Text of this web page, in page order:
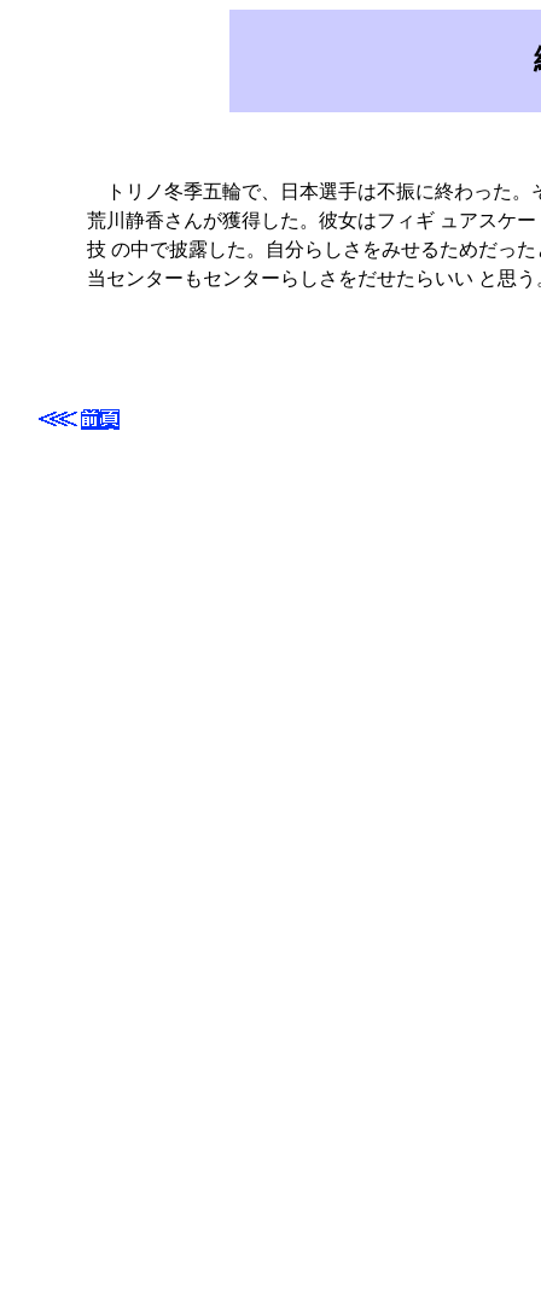
トリノ冬季五輪で、日本選手は不振に終わった。
荒川静香さんが獲得した。彼女はフィギ ュアスケ
技 の中で披露した。自分らしさをみせるためだっ
当センターもセンターらしさをだせたらいい と思う